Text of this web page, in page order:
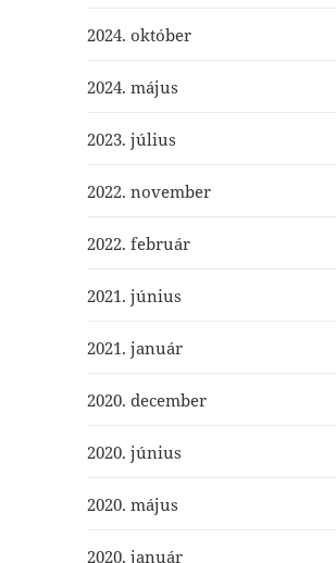
2024. október
2024. május
2023. július
2022. november
2022. február
2021. június
2021. január
2020. december
2020. június
2020. május
2020. január